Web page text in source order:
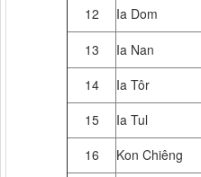
12
Ia Dom
13
Ia Nan
14
Ia Tôr
15
Ia Tul
16
Kon Chiêng